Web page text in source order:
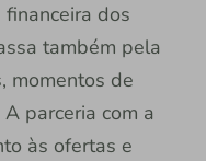
dos
também pela
momentos de
parceria com a
às ofertas e